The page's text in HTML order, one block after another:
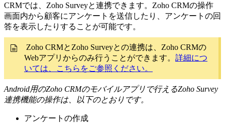
CRMでは、Zoho Surveyと連携できます。Zoho CRMの操作
画面内から顧客にアンケートを送信したり、アンケートの回
答を表示したりすることが可能です。
Zoho CRMとZoho Surveyとの連携は、Zoho CRMの
Webアプリからのみ行うことができます。 詳細につ
いては、こちらをご参照ください。
Android用のZoho CRMのモバイルアプリで行えるZoho Survey
連携機能の操作は、以下のとおりです。
アンケートの作成